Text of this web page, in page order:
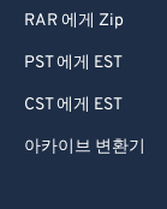
RAR 에게 Zip
PST 에게 EST
CST 에게 EST
아카이브 변환기